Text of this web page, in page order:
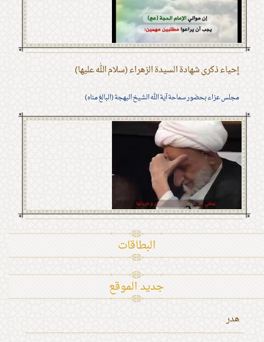
إحياء ذكرى شهادة السيدة الزهراء (سلام الله عليها)
مجلس عزاء بحضور سماحة آية الله الشيخ البهجة (البالغ مناه)
البطاقات
جديد الموقع
هدر